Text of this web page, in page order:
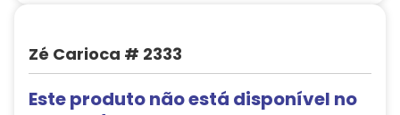
Zé Carioca # 2333
Este produto não está disponível no